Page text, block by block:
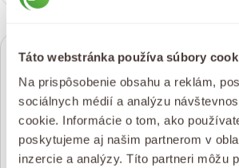
Táto webstránka používa súbory
Na prispôsobenie obsahu a reklám,
sociálnych médií a analýzu
cookie. Informácie o tom, ako
poskytujeme aj našim partnerom v
inzercie a analýzy. Títo partneri môžu
cena